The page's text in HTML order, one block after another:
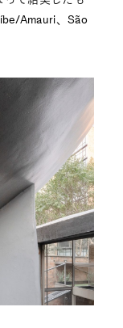
Amauri、São